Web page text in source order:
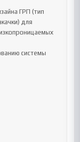
для